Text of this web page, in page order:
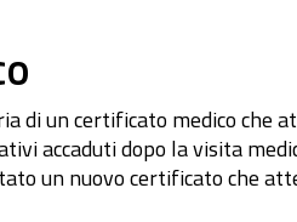
di un certificato medico che
accaduti dopo la visita
un nuovo certificato che